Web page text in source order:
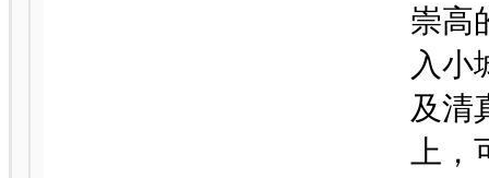
崇高
入小
及清
上